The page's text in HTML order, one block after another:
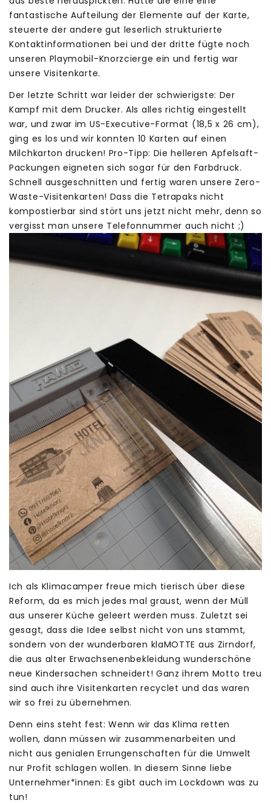
fantastische Aufteilung der Elemente auf der Karte,
steuerte der andere gut leserlich strukturierte
Kontaktinformationen bei und der dritte fügte noch
unseren Playmobil-Knorzcierge ein und fertig war
unsere Visitenkarte.
Der letzte Schritt war leider der schwierigste: Der
Kampf mit dem Drucker. Als alles richtig eingestellt
war, und zwar im US-Executive-Format (18,5 x 26 cm),
ging es los und wir konnten 10 Karten auf einen
Milchkarton drucken! Pro-Tipp: Die helleren Apfelsaft-
Packungen eigneten sich sogar für den Farbdruck.
Schnell ausgeschnitten und fertig waren unsere Zero-
Waste-Visitenkarten! Dass die Tetrapaks nicht
kompostierbar sind stört uns jetzt nicht mehr, denn so
vergisst man unsere Telefonnummer auch nicht ;)
Ich als Klimacamper freue mich tierisch über diese
Reform, da es mich jedes mal graust, wenn der Müll
aus unserer Küche geleert werden muss. Zuletzt sei
gesagt, dass die Idee selbst nicht von uns stammt,
sondern von der wunderbaren klaMOTTE aus Zirndorf,
die aus alter Erwachsenenbekleidung wunderschöne
neue Kindersachen schneidert! Ganz ihrem Motto treu
sind auch ihre Visitenkarten recyclet und das waren
wir so frei zu übernehmen.
Denn eins steht fest: Wenn wir das Klima retten
wollen, dann müssen wir zusammenarbeiten und
nicht aus genialen Errungenschaften für die Umwelt
nur Profit schlagen wollen. In diesem Sinne liebe
Unternehmer*innen: Es gibt auch im Lockdown was zu
tun!